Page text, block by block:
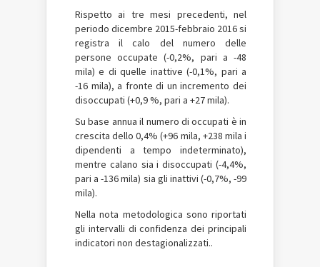
Rispetto ai tre mesi precedenti, nel
periodo dicembre 2015-febbraio 2016 si
registra il calo del numero delle
persone occupate (-0,2%, pari a -48
mila) e di quelle inattive (-0,1%, pari a
-16 mila), a fronte di un incremento dei
disoccupati (+0,9 %, pari a +27 mila).
Su base annua il numero di occupati è in
crescita dello 0,4% (+96 mila, +238 mila i
dipendenti a tempo indeterminato),
mentre calano sia i disoccupati (-4,4%,
pari a -136 mila) sia gli inattivi (-0,7%, -99
mila).
Nella nota metodologica sono riportati
gli intervalli di confidenza dei principali
indicatori non destagionalizzati..